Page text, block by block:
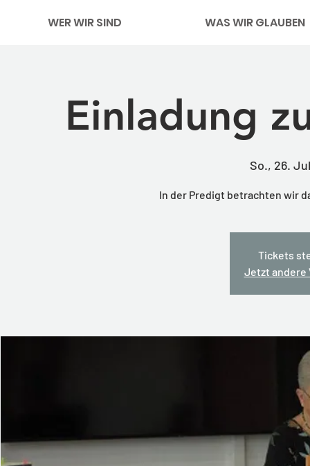
WER WIR SIND WAS WIR GLAUBEN
Einladung
So., 26.
In der Predigt betrachten wir
Tickets
Jetzt andere